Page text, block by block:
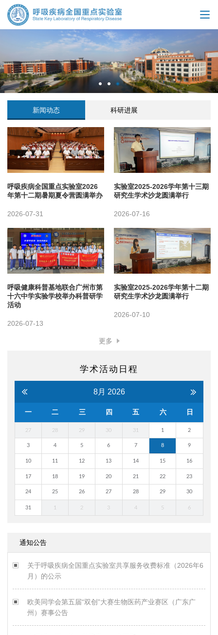
新闻动态 科研进展
呼吸疾病全国重点实验室2026
年第十二期暑期夏令营圆满举办
2026-07-31
实验室2025-2026学年第十三期
研究生学术沙龙圆满举行
2026-07-16
呼吸健康科普基地联合广州市第
十六中学实验学校举办科普研学
活动
2026-07-13
实验室2025-2026学年第十二期
研究生学术沙龙圆满举行
2026-07-10
更多
学术活动日程
8月 2026
一 二 三 四 五 六 日
27 28 29 30 31 1 2
3 4 5 6 7 8 9
10 11 12 13 14 15 16
17 18 19 20 21 22 23
24 25 26 27 28 29 30
31 1 2 3 4 5 6
通知公告
关于呼吸疾病全国重点实验室共享服务收费标准（2026年6
月）的公示
欧美同学会第五届“双创”大赛生物医药产业赛区（广东广
州）赛事公告